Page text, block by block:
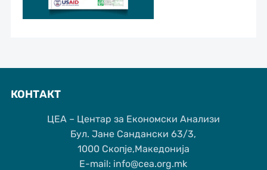
КОНТАКТ
ЦЕА – Центар за Економски Анализи
Бул. Јане Сандански 63/3,
1000 Скопје,Македонија
Е-mail: info@cea.org.mk